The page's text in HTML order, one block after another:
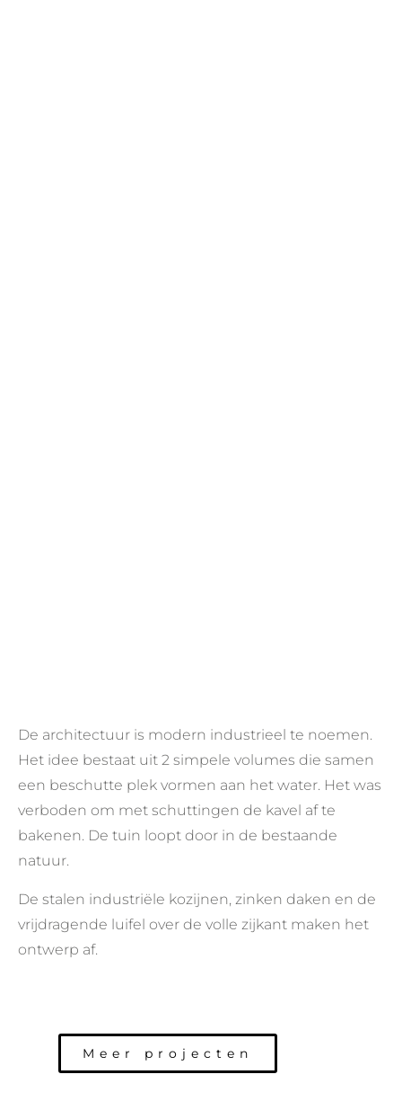
De architectuur is modern industrieel te noemen.
Het idee bestaat uit 2 simpele volumes die samen
een beschutte plek vormen aan het water. Het was
verboden om met schuttingen de kavel af te
bakenen. De tuin loopt door in de bestaande
natuur.
De stalen industriële kozijnen, zinken daken en de
vrijdragende luifel over de volle zijkant maken het
ontwerp af.
Meer projecten